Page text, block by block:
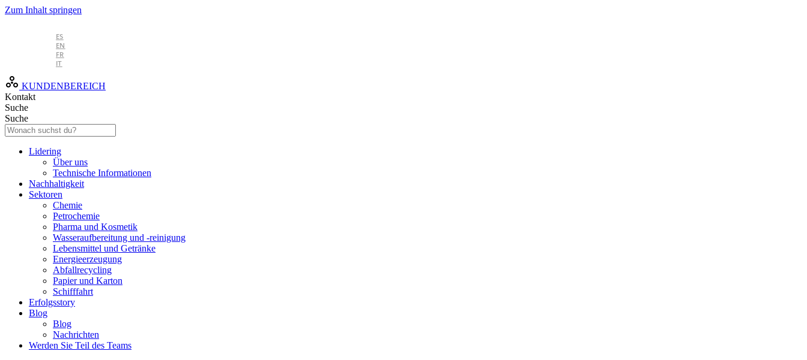
Zum Inhalt springen
ES
EN
FR
IT
KUNDENBEREICH
Kontakt
Suche
Suche
Lidering
Über uns
Technische Informationen
Nachhaltigkeit
Sektoren
Chemie
Petrochemie
Pharma und Kosmetik
Wasseraufbereitung und -reinigung
Lebensmittel und Getränke
Energieerzeugung
Abfallrecycling
Papier und Karton
Schifffahrt
Erfolgsstory
Blog
Blog
Nachrichten
Werden Sie Teil des Teams